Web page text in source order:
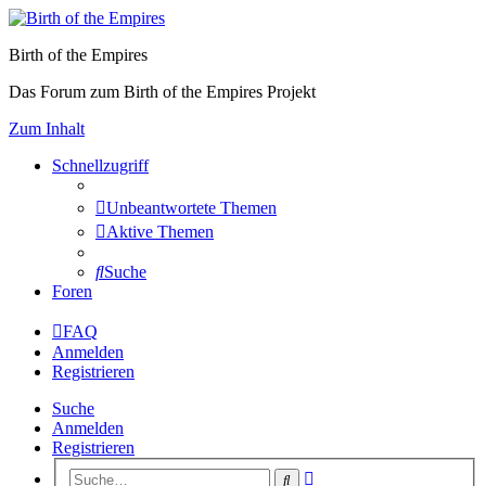
Birth of the Empires
Das Forum zum Birth of the Empires Projekt
Zum Inhalt
Schnellzugriff
Unbeantwortete Themen
Aktive Themen
Suche
Foren
FAQ
Anmelden
Registrieren
Suche
Anmelden
Registrieren
Suche